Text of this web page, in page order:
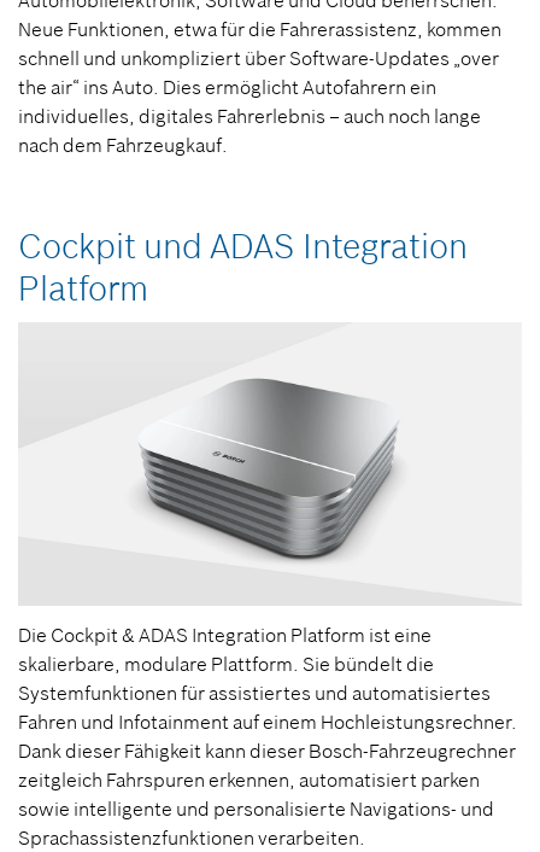
Neue Funktionen, etwa für die Fahrerassistenz, kommen
schnell und unkompliziert über Software-Updates „over
the air“ ins Auto. Dies ermöglicht Autofahrern ein
individuelles, digitales Fahrerlebnis – auch noch lange
nach dem Fahrzeugkauf.
Cockpit und ADAS Integration
Platform
Die Cockpit & ADAS Integration Platform ist eine
skalierbare, modulare Plattform. Sie bündelt die
Systemfunktionen für assistiertes und automatisiertes
Fahren und Infotainment auf einem Hochleistungsrechner.
Dank dieser Fähigkeit kann dieser Bosch-Fahrzeugrechner
zeitgleich Fahrspuren erkennen, automatisiert parken
sowie intelligente und personalisierte Navigations- und
Sprachassistenzfunktionen verarbeiten.